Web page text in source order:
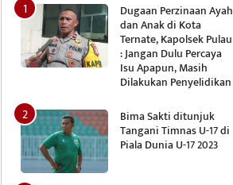
Dugaan Perzinaan Ayah
dan Anak di Kota
Ternate, Kapolsek Pulau
: Jangan Dulu Percaya
Isu Apapun, Masih
Dilakukan Penyelidikan
Bima Sakti ditunjuk
Tangani Timnas U-17 di
Piala Dunia U-17 2023